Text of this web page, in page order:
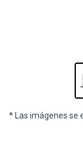
* Las imágenes se